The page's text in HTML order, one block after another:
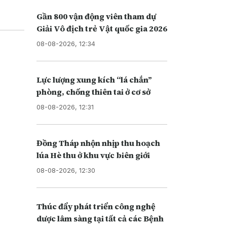
Gần 800 vận động viên tham dự
Giải Vô địch trẻ Vật quốc gia 2026
08-08-2026, 12:34
Lực lượng xung kích “lá chắn”
phòng, chống thiên tai ở cơ sở
08-08-2026, 12:31
Đồng Tháp nhộn nhịp thu hoạch
lúa Hè thu ở khu vực biên giới
08-08-2026, 12:30
Thúc đẩy phát triển công nghệ
dược lâm sàng tại tất cả các Bệnh